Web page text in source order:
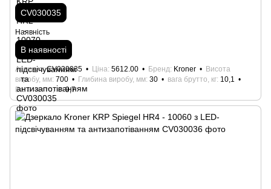
CV030035
Наявність
В наявності
Артикул CV030035 Ціна 5612.00 Бренд Kroner
Висота
виробу, мм 700 Глибина виробу, мм 30 вага брутто, кг 10,1
Вага нетто, кг 9,7